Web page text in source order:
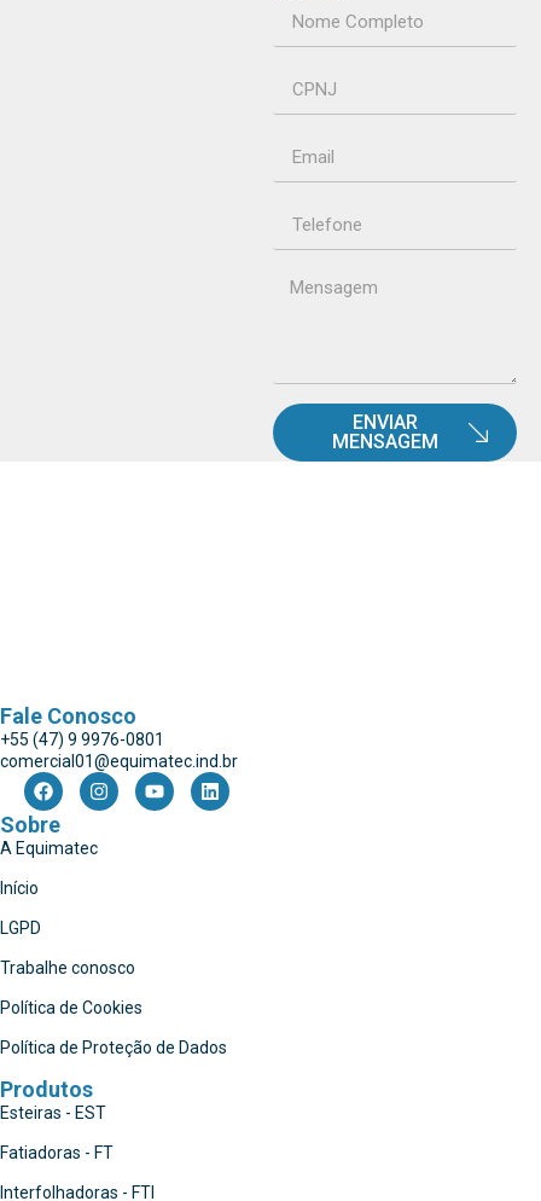
ENVIAR
MENSAGEM
Fale Conosco
+55 (47) 9 9976-0801
comercial01@equimatec.ind.br
Sobre
A Equimatec
Início
LGPD
Trabalhe conosco
Política de Cookies
Política de Proteção de Dados
Produtos
Esteiras - EST
Fatiadoras - FT
Interfolhadoras - FTI